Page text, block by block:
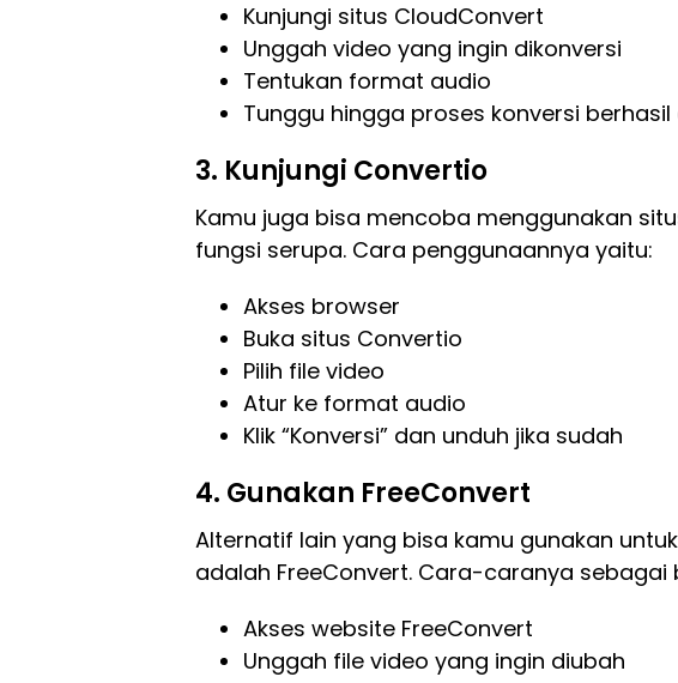
Kunjungi situs CloudConvert
Unggah video yang ingin dikonversi
Tentukan format audio
Tunggu hingga proses konversi
3. Kunjungi Convertio
Kamu juga bisa mencoba menggunakan
fungsi serupa. Cara penggunaannya yaitu:
Akses browser
Buka situs Convertio
Pilih file video
Atur ke format audio
Klik “Konversi” dan unduh jika sudah
4. Gunakan FreeConvert
Alternatif lain yang bisa kamu gunakan
adalah FreeConvert. Cara-caranya sebagai
Akses website FreeConvert
Unggah file video yang ingin diubah